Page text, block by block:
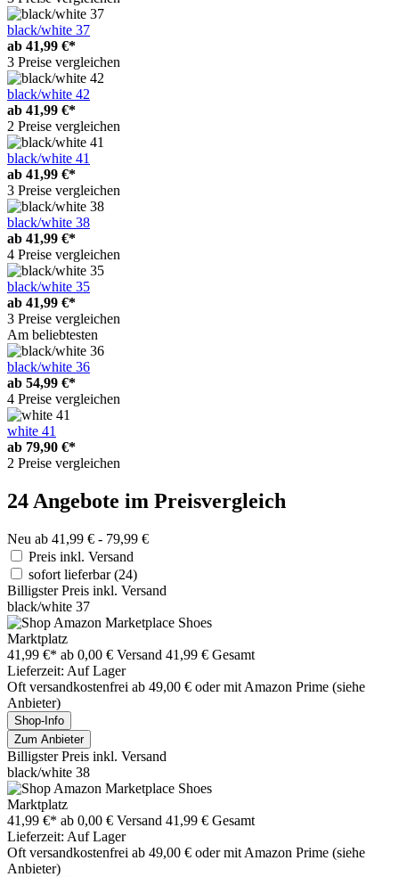
black/white 37
ab 41,99 €*
3 Preise vergleichen
black/white 42
ab 41,99 €*
2 Preise vergleichen
black/white 41
ab 41,99 €*
3 Preise vergleichen
black/white 38
ab 41,99 €*
4 Preise vergleichen
black/white 35
ab 41,99 €*
3 Preise vergleichen
Am beliebtesten
black/white 36
ab 54,99 €*
4 Preise vergleichen
white 41
ab 79,90 €*
2 Preise vergleichen
24 Angebote im Preisvergleich
Neu ab 41,99 € - 79,99 €
Preis inkl. Versand
sofort lieferbar(24)
Billigster Preis inkl. Versand
black/white 37
Marktplatz
41,99 €* ab 0,00 € Versand 41,99 € Gesamt
Lieferzeit: Auf Lager
Oft versandkostenfrei ab 49,00 € oder mit Amazon Prime (siehe
Anbieter)
Shop-Info
Zum Anbieter
Billigster Preis inkl. Versand
black/white 38
Marktplatz
41,99 €* ab 0,00 € Versand 41,99 € Gesamt
Lieferzeit: Auf Lager
Oft versandkostenfrei ab 49,00 € oder mit Amazon Prime (siehe
Anbieter)